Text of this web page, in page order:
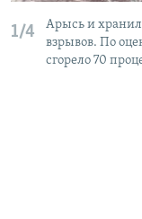
1/4
Арысь и
взрывов. По
сгорело 70